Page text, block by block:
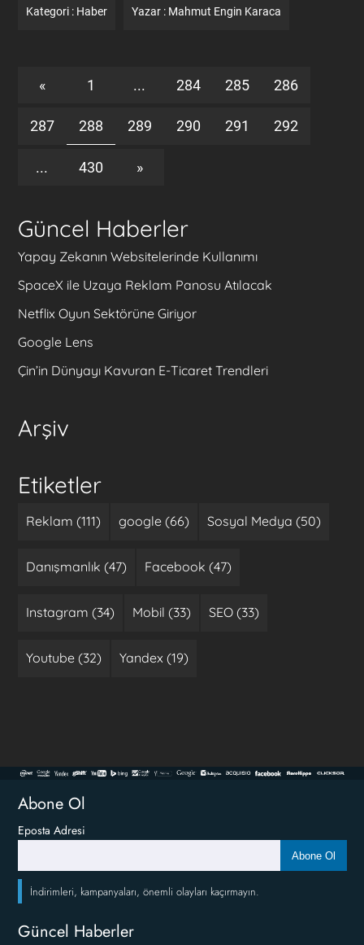
Kategori : Haber Yazar : Mahmut Engin Karaca
« 1 ... 284 285 286
287 288 289 290 291 292
... 430 »
Güncel Haberler
Yapay Zekanın Websitelerinde Kullanımı
SpaceX ile Uzaya Reklam Panosu Atılacak
Netflix Oyun Sektörüne Giriyor
Google Lens
Çin’in Dünyayı Kavuran E-Ticaret Trendleri
Arşiv
Etiketler
Reklam (111) google (66) Sosyal Medya (50)
Danışmanlık (47) Facebook (47)
Instagram (34) Mobil (33) SEO (33)
Youtube (32) Yandex (19)
Abone Ol
Eposta Adresi
Abone Ol
İndirimleri, kampanyaları, önemli olayları kaçırmayın.
Güncel Haberler